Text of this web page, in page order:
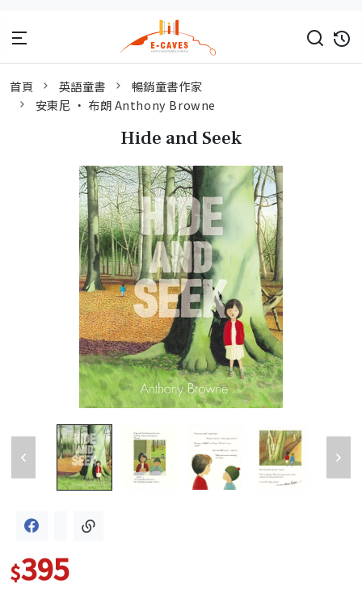
首頁 英語童書
暢銷童書作家
安東尼 ‧ 布朗 Anthony Browne
Hide and Seek
$395